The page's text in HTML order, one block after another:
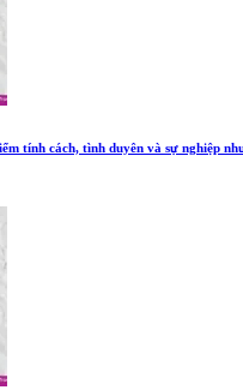
tính cách, tình duyên và sự nghiệp